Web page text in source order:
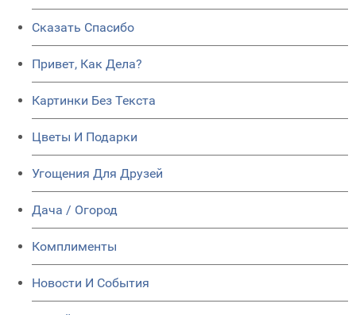
Сказать Спасибо
Привет, Как Дела?
Картинки Без Текста
Цветы И Подарки
Угощения Для Друзей
Дача / Огород
Комплименты
Новости И События